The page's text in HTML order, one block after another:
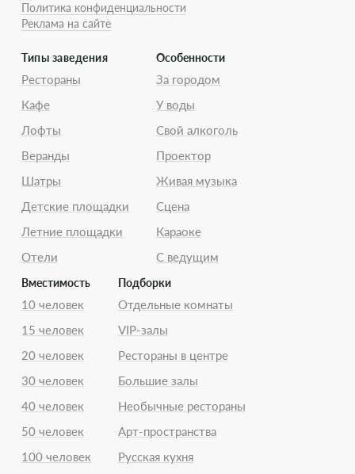
Политика конфиденциальности
Реклама на сайте
Типы заведения
Рестораны
Кафе
Лофты
Веранды
Шатры
Детские площадки
Летние площадки
Отели
Особенности
За городом
У воды
Свой алкоголь
Проектор
Живая музыка
Сцена
Караоке
С ведущим
Вместимость
10 человек
15 человек
20 человек
30 человек
40 человек
50 человек
100 человек
Подборки
Отдельные комнаты
VIP-залы
Рестораны в центре
Большие залы
Необычные рестораны
Арт-пространства
Русская кухня